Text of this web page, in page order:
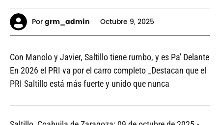
Porgrm_admin Octubre 9, 2025
Con Manolo y Javier, Saltillo tiene rumbo, y es Pa' Delante
En 2026 el PRI va por el carro completo _Destacan que el
PRI Saltillo está más fuerte y unido que nunca